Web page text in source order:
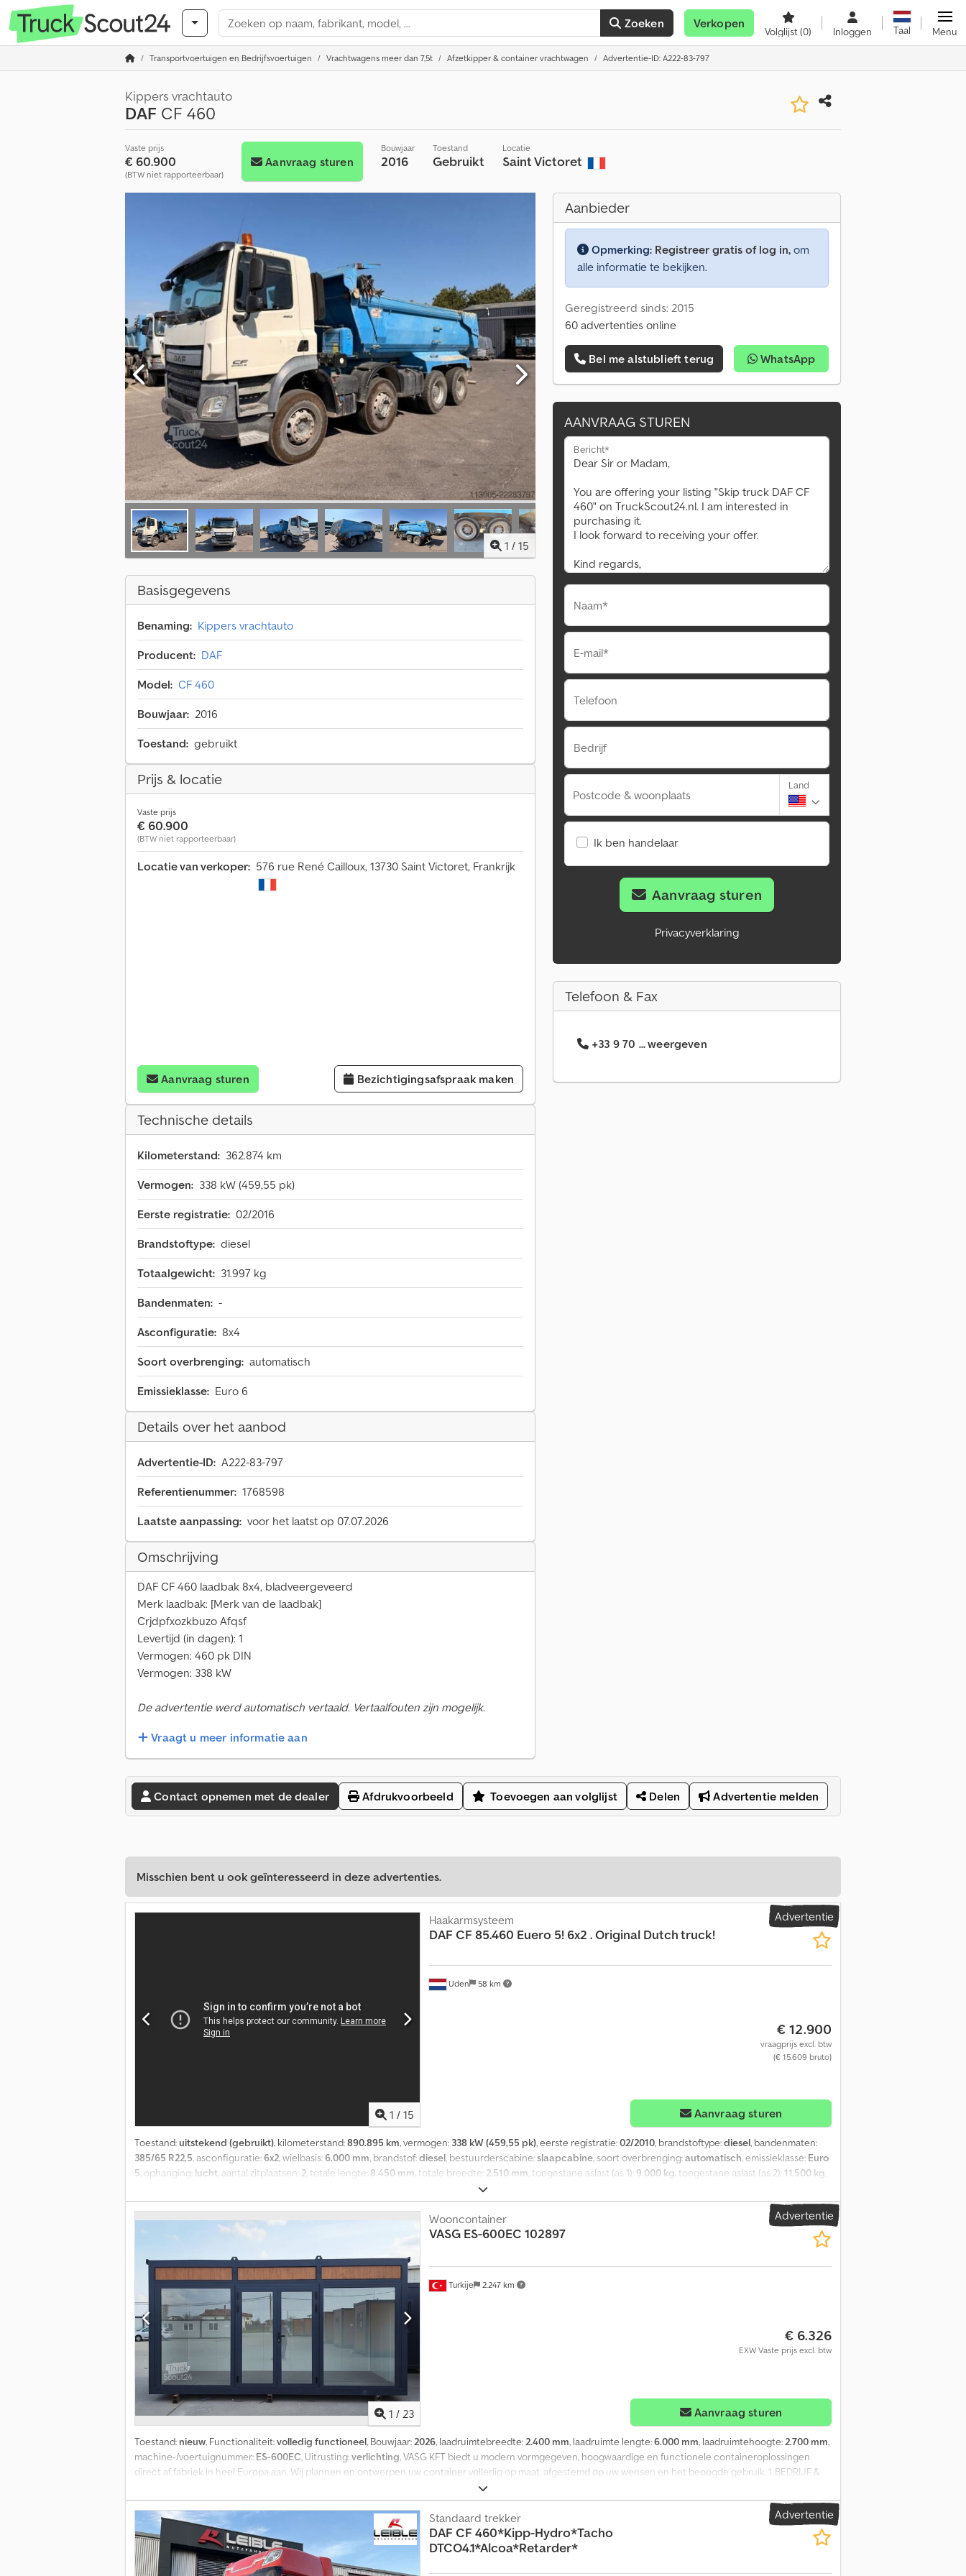
Zoeken Verkopen
Volglijst(0) Inloggen Taal Menu
Transportvoertuigen en Bedrijfsvoertuigen Vrachtwagens meer dan 7,5t Afzetkipper & container vrachtwagen Advertentie-ID: A222-83-797
Kippers vrachtauto
DAF CF 460
Vaste prijs
€ 60.900
(BTW niet rapporteerbaar)
Aanvraag sturen
Bouwjaar
2016
Toestand
Gebruikt
Locatie
Saint Victoret
1 / 15
Basisgegevens
Benaming: Kippers vrachtauto
Producent: DAF
Model: CF 460
Bouwjaar: 2016
Toestand: gebruikt
Prijs & locatie
Vaste prijs
€ 60.900
(BTW niet rapporteerbaar)
Locatie van verkoper: 576 rue René Cailloux, 13730 Saint Victoret, Frankrijk
Aanvraag sturen Bezichtigingsafspraak maken
Technische details
Kilometerstand: 362.874 km
Vermogen: 338 kW (459,55 pk)
Eerste registratie: 02/2016
Brandstoftype: diesel
Totaalgewicht: 31.997 kg
Bandenmaten: -
Asconfiguratie: 8x4
Soort overbrenging: automatisch
Emissieklasse: Euro 6
Details over het aanbod
Advertentie-ID: A222-83-797
Referentienummer: 1768598
Laatste aanpassing: voor het laatst op 07.07.2026
Omschrijving
DAF CF 460 laadbak 8x4, bladveergeveerd
Merk laadbak: [Merk van de laadbak]
Crjdpfxozkbuzo Afqsf
Levertijd (in dagen): 1
Vermogen: 460 pk DIN
Vermogen: 338 kW
De advertentie werd automatisch vertaald. Vertaalfouten zijn mogelijk.
Vraagt u meer informatie aan
Aanbieder
Opmerking: Registreer gratis of log in, om
alle informatie te bekijken.
Geregistreerd sinds: 2015
60 advertenties online
Bel me alstublieft terug WhatsApp
AANVRAAG STUREN
Bericht*
Naam*
E-mail*
Telefoon
Bedrijf
Postcode & woonplaats
Land
Ik ben handelaar
Aanvraag sturen
Privacyverklaring
Telefoon & Fax
+33 9 70 ... weergeven
Contact opnemen met de dealer Afdrukvoorbeeld Toevoegen aan volglijst Delen Advertentie melden
Misschien bent u ook geïnteresseerd in deze advertenties.
Advertentie
1 / 15
Uden 58 km
Haakarmsysteem
DAF CF 85.460 Euero 5! 6x2 . Original Dutch truck!
€ 12.900
vraagprijs excl. btw
(€ 15.609 bruto)
Aanvraag sturen
Toestand:uitstekend (gebruikt), kilometerstand:890.895 km, vermogen: 338 kW (459,55 pk), eerste registratie:02/2010, brandstoftype:diesel, bandenmaten:
385/65 R22,5, asconfiguratie:6x2, wielbasis:6.000 mm, brandstof:diesel, bestuurderscabine:slaapcabine, soort overbrenging:automatisch, emissieklasse: Euro
5, ophanging: lucht, aantal zitplaatsen: 2, totale lengte: 8.450 mm, totale breedte: 2.510 mm, toegestane aslast (as 1): 9.000 kg, toegestane aslast (as 2):11.500 kg,
ABS, aanhangwagenkoppeling, airconditioning, bekrachtigde besturing, cruise control,
elektrische raamverstelling, spoiler, = Verdere opties en accessoires = - Aluminium brandstoftank - Dakspoiler - Airconditioning - Koelkast - PTO (aftakas) -
Zonneklep - Startonderbreker = Verdere informatie = Technische informatie Aantal cilinders: 6 Motorinhoud: 12.902 cc Asconfiguratie Ophanging: Luchtvering
Vooras: Bandenmaat: 385/65 R22,5; Max. aslast: 9.000 kg Achteras 1: Bandenmaat: 315/80 R22,5; Dubbel lucht; Max. aslast: 11.500 kg Achteras 2: Bandenmaat: 315/80
R22,5; Dubbel lucht; Liftas; Max. aslast: 7.500 kg Crsdpjzr Ecfefx Afqof Gewichten Leeggewicht: 11.690 kg Laadvermogen: 16.310 kg GVW: 28.000 kg Functioneel
Pomp: Ja Staat Technische staat: zeer goed Optische staat: zeer goed Identificatie Referentienummer: 68
Advertentie
1 / 23
Turkije 2.247 km
Wooncontainer
VASG ES-600EC 102897
€ 6.326
EXW Vaste prijs excl. btw
Aanvraag sturen
Toestand: nieuw, Functionaliteit:volledig functioneel, Bouwjaar:2026, laadruimtebreedte:2.400 mm, laadruimte lengte:6.000 mm, laadruimtehoogte:2.700 mm,
machine-/voertuignummer: ES-600EC, Uitrusting:verlichting, VASG KFT biedt u modern vormgegeven, hoogwaardige en functionele containeroplossingen
direct af fabriek in heel Europa aan. Wij plannen en ontwerpen uw container volledig op maat, afgestemd op uw wensen en het beoogde gebruik. 1. BEDRIJF &
KWALITEITSNORMEN Historie: Opgericht in 2020 als VASG LTD (Turkije), sinds 2023 actief als VASG KFT met hoofdkantoor in Hongarije. Gecertificeerde kwaliteit:
Productie volgens internationale normen (ISO 9001, ISO 14001 en CE-markering). Directe service: Rechtstreekse verkoop aan eindgebruikers ab fabriek en
Europese groothandel (B2B). 2. TECHNISCHE GEGEVENS & MODELVARIANTEN Model: ES-600EC Afmetingen: Buitenafmeting 600 cm (L) x 240 cm (B) |
Buitenhoogte 270 cm | Binnenhoogte 250 cm (voor een ruimtelijk gevoel). Beglazing: UITVOERING MODEL A – Met transparant glas (standaard voor maximale
lichtinval). Individueel ontwerp: Indeling, deur- en raampositie en het interieur worden exact volgens uw specificatie uitgevoerd. Vloerafwerking: Hoogwaardige
PVC-vloer in houtlook of antraciet. Gevel & kleur: Standaard: Stijlvolle sandwichpanelen in houtlook. Opties: RAL 9002 (grijswit), RAL 7016 (antracietgrijs) of natlak
Advertentie
Standaard trekker
DAF CF 460*Kipp-Hydro*Tacho
DTCO4.1*Alcoa*Retarder*